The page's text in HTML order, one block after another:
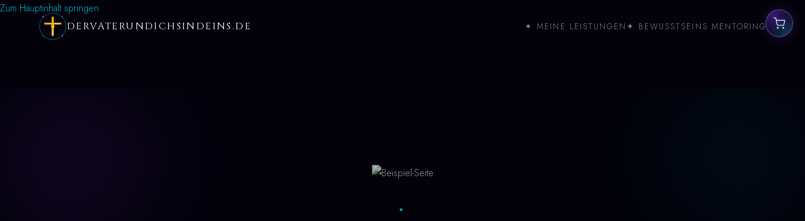
Zum Hauptinhalt springen
DERVATERUNDICHSINDEINS.DE ✦ MEINE LEISTUNGEN ✦ BEWUSSTSEINS MENTORING
✦